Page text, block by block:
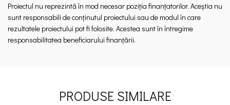
Proiectul nu reprezintă în mod necesar poziţia finanțatorilor. Aceștia nu
sunt responsabili de conținutul proiectului sau de modul în care
rezultatele proiectului pot fi folosite. Acestea sunt în întregime
responsabilitatea beneficiarului finanțării.
PRODUSE SIMILARE